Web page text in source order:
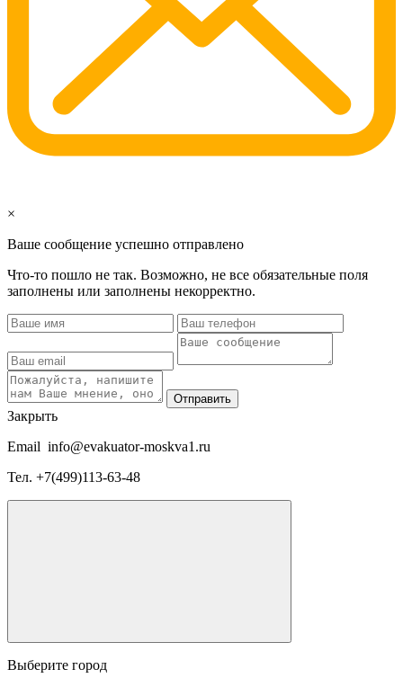
×
Ваше сообщение успешно отправлено
Что-то пошло не так. Возможно, не все обязательные поля
заполнены или заполнены некорректно.
Отправить
Закрыть
Email info@evakuator-moskva1.ru
Тел. +7(499)113-63-48
Выберите город